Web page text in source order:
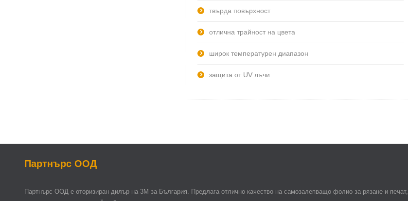
твърда повърхност
отлична трайност на цвета
широк температурен диапазон
защита от UV лъчи
Партнърс ООД
Партнърс ООД e оторизиран дилър на 3М за България. Предлага отлично качество на самозалепващо фолио за рязане и печат,